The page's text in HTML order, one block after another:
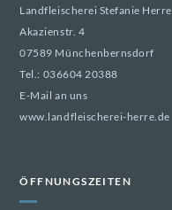
Landfleischerei Stefanie Herre
Akazienstr. 4
07589 Münchenbernsdorf
Tel.: 036604 20388
E-Mail an uns
www.landfleischerei-herre.de
ÖFFNUNGSZEITEN